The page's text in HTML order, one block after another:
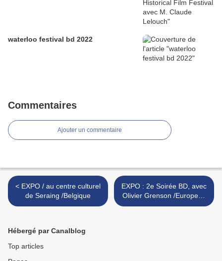
waterloo festival bd 2022
Commentaires
Ajouter un commentaire
< EXPO / au centre culturel
de Seraing /Belgique
EXPO : 2e Soirée BD, avec
Olivier Grenson /European
Tennis Club bruxelles * >
Hébergé par Canalblog
Top articles